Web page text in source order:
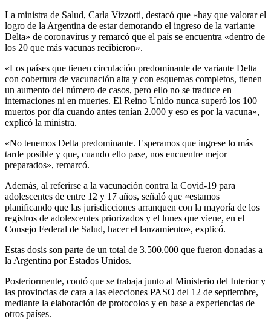
La ministra de Salud, Carla Vizzotti, destacó que «hay que valorar el
logro de la Argentina de estar demorando el ingreso de la variante
Delta» de coronavirus y remarcó que el país se encuentra «dentro de
los 20 que más vacunas recibieron».
«Los países que tienen circulación predominante de variante Delta
con cobertura de vacunación alta y con esquemas completos, tienen
un aumento del número de casos, pero ello no se traduce en
internaciones ni en muertes. El Reino Unido nunca superó los 100
muertos por día cuando antes tenían 2.000 y eso es por la vacuna»,
explicó la ministra.
«No tenemos Delta predominante. Esperamos que ingrese lo más
tarde posible y que, cuando ello pase, nos encuentre mejor
preparados», remarcó.
Además, al referirse a la vacunación contra la Covid-19 para
adolescentes de entre 12 y 17 años, señaló que «estamos
planificando que las jurisdicciones arranquen con la mayoría de los
registros de adolescentes priorizados y el lunes que viene, en el
Consejo Federal de Salud, hacer el lanzamiento», explicó.
Estas dosis son parte de un total de 3.500.000 que fueron donadas a
la Argentina por Estados Unidos.
Posteriormente, contó que se trabaja junto al Ministerio del Interior y
las provincias de cara a las elecciones PASO del 12 de septiembre,
mediante la elaboración de protocolos y en base a experiencias de
otros países.